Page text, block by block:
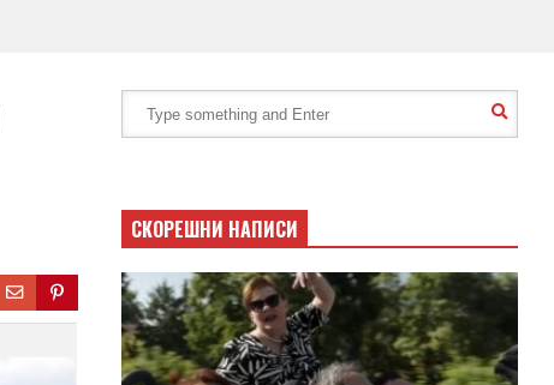
СКОРЕШНИ НАПИСИ